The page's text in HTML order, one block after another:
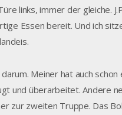
links, immer der gleiche.
Essen bereit. Und ich
Meiner hat auch
und überarbeitet. Andere
zur zweiten Truppe. Das